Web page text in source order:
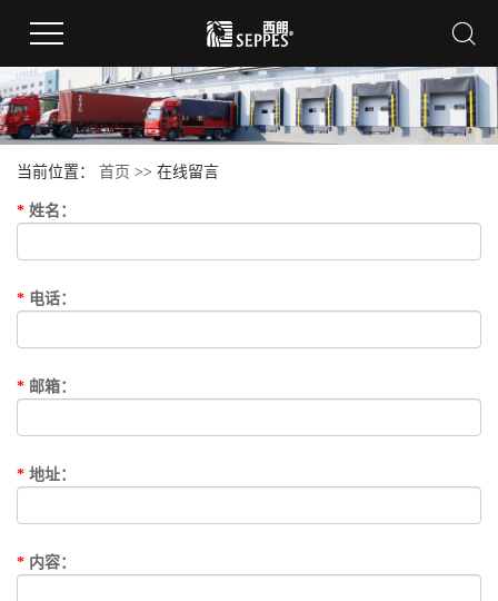
当前位置： 首页 >> 在线留言
* 姓名 ：
* 电话：
* 邮箱：
* 地址：
* 内容：